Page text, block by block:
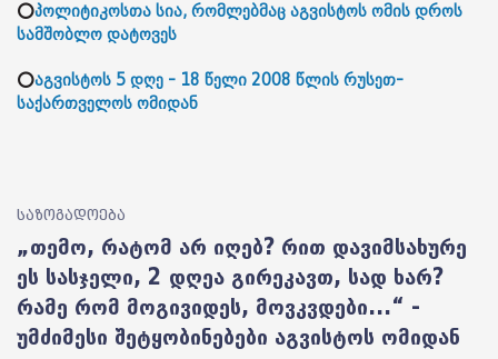
⭕პოლიტიკოსთა სია, რომლებმაც აგვისტოს ომის დროს
სამშობლო დატოვეს
⭕აგვისტოს 5 დღე - 18 წელი 2008 წლის რუსეთ-
საქართველოს ომიდან
საზოგადოება
„თემო, რატომ არ იღებ? რით დავიმსახურე
ეს სასჯელი, 2 დღეა გირეკავთ, სად ხარ?
რამე რომ მოგივიდეს, მოვკვდები...“ -
უმძიმესი შეტყობინებები აგვისტოს ომიდან